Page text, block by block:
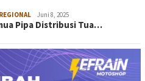
REGIONAL Juni 8, 2025
Pipa Distribusi Tua…